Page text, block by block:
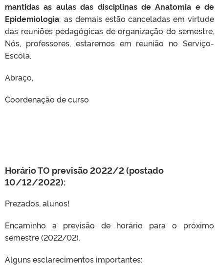
mantidas as aulas das disciplinas de Anatomia e de
Epidemiologia; as demais estão canceladas em virtude
das reuniões pedagógicas de organização do semestre.
Nós, professores, estaremos em reunião no Serviço-
Escola.
Abraço,
Coordenação de curso
Horário TO previsão 2022/2 (postado
10/12/2022):
Prezados, alunos!
Encaminho a previsão de horário para o próximo
semestre (2022/02).
Alguns esclarecimentos importantes: